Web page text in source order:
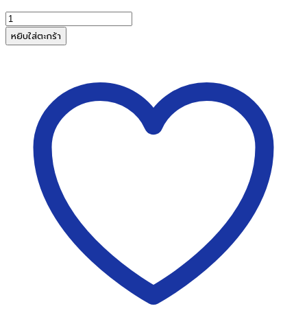
จำนวน
MASTERART
ดินสอ
มาสเตอร์
PREMIUM
หยิบใส่ตะกร้า